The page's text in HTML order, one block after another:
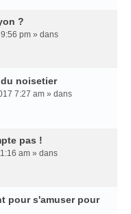
?
pm » dans
noisetier
7:27 am » dans
pas !
am » dans
pour s'amuser pour